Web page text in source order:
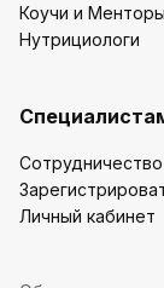
Коучи и Менторы
Нутрициологи
Сотрудничество
Личный кабинет